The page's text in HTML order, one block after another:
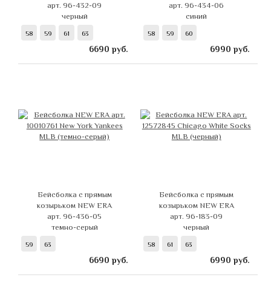
арт. 96-432-09
черный
58 59 61 63
6690 руб.
арт. 96-434-06
синий
58 59 60
6990 руб.
Бейсболка с прямым
козырьком NEW ERA
арт. 96-436-05
темно-серый
59 63
6690 руб.
Бейсболка с прямым
козырьком NEW ERA
арт. 96-183-09
черный
58 61 63
6990 руб.